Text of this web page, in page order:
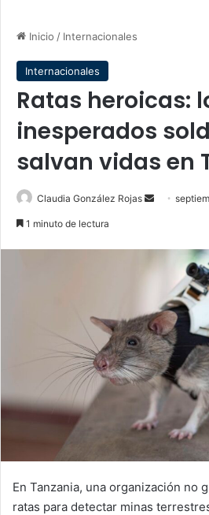
Inicio / Internacionales
Internacionales
Ratas heroicas:
inesperados
salvan vidas en
Claudia González Rojas
Send
1 minuto de lectura
En Tanzania, una organización no
ratas para detectar minas